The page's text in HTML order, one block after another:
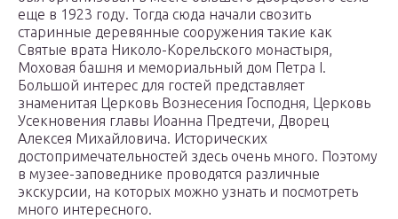
еще в 1923 году. Тогда сюда начали свозить
старинные деревянные сооружения такие как
Святые врата Николо-Корельского монастыря,
Моховая башня и мемориальный дом Петра I.
Большой интерес для гостей представляет
знаменитая Церковь Вознесения Господня, Церковь
Усекновения главы Иоанна Предтечи, Дворец
Алексея Михайловича. Исторических
достопримечательностей здесь очень много. Поэтому
в музее-заповеднике проводятся различные
экскурсии, на которых можно узнать и посмотреть
много интересного.